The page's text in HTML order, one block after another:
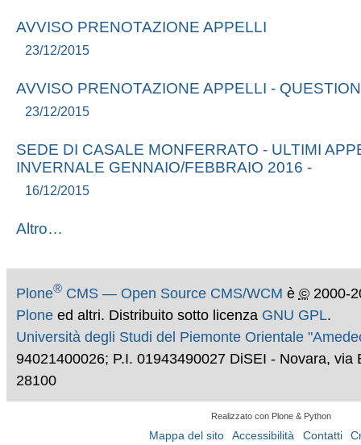
AVVISO PRENOTAZIONE APPELLI
23/12/2015
AVVISO PRENOTAZIONE APPELLI -
23/12/2015
SEDE DI CASALE MONFERRATO - ULTIMI
INVERNALE GENNAIO/FEBBRAIO 2016 -
16/12/2015
Altro…
Plone®CMS — Open Source CMS/WCM è ©2000-
Ploneed altri. Distribuito sotto licenza GNU GPL.
Università degli Studi del Piemonte Orientale
94021400026; P.I. 01943490027 DiSEI - Novara, via
28100
Realizzato con Plone & Python
Mappa del sito Accessibilità Contatti